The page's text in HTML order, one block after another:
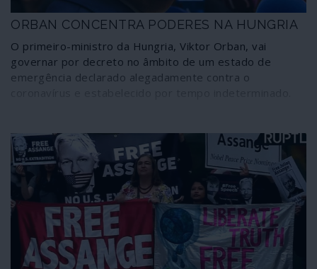
ORBAN CONCENTRA PODERES NA HUNGRIA
O primeiro-ministro da Hungria, Viktor Orban, vai
governar por decreto no âmbito de um estado de
emergência declarado alegadamente contra o